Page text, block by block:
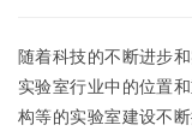
随着科技的不断进步
实验室行业中的位置
构等的实验室建设不断